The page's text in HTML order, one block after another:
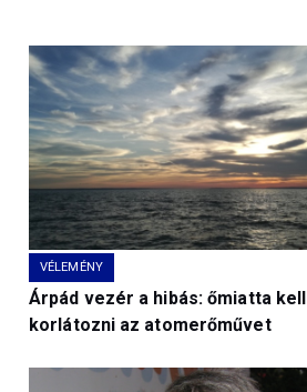
Megosztás
VÉLEMÉNY
Árpád vezér a hibás: őmiatta kell
korlátozni az atomerőművet